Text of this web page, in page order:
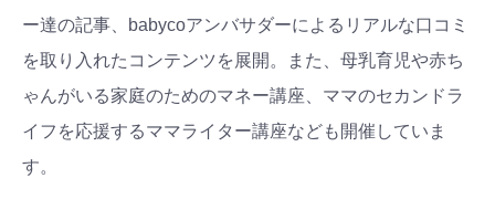
ー達の記事、babycoアンバサダーによるリアルな口コミ
を取り入れたコンテンツを展開。また、母乳育児や赤ち
ゃんがいる家庭のためのマネー講座、ママのセカンドラ
イフを応援するママライター講座なども開催していま
す。